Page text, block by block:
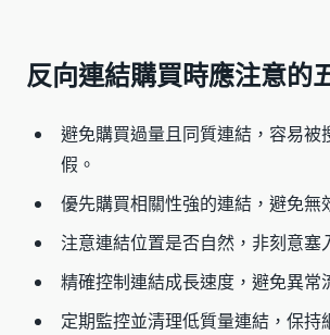
反向連結購買時應注意的
避免購買過量且同質連結，容易被
假。
優先購買相關性強的連結，避免無
注意連結位置是否自然，非刻意塞
精確控制連結成長速度，避免異常
定期監控並清理低質量連結，保持